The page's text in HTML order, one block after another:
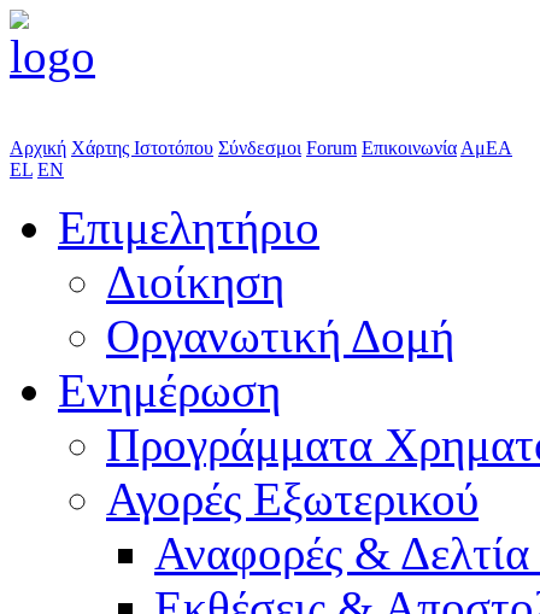
Αρχική Χάρτης Ιστοτόπου Σύνδεσμοι Forum Επικοινωνία ΑμΕΑ
EL EN
Επιμελητήριο
Διοίκηση
Οργανωτική Δομή
Ενημέρωση
Προγράμματα
Αγορές Εξωτερικού
Αναφορές &